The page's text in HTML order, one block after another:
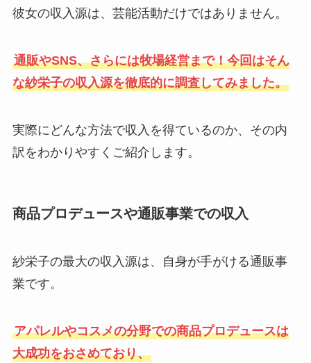
彼女の収入源は、芸能活動だけではありません。
通販やSNS、さらには牧場経営まで！今回はそん
な紗栄子の収入源を徹底的に調査してみました。
実際にどんな方法で収入を得ているのか、その内
訳をわかりやすくご紹介します。
商品プロデュースや通販事業での収入
紗栄子の最大の収入源は、自身が手がける通販事
業です。
アパレルやコスメの分野での商品プロデュースは
大成功をおさめており、